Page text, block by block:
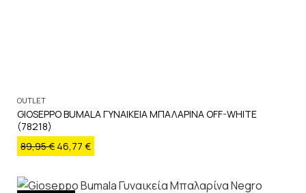
OUTLET
GIOSEPPO BUMALA ΓΥΝΑΙΚΕΙΑ ΜΠΑΛΑΡΙΝΑ OFF-WHITE
(78218)
89,95€ 46,77 €